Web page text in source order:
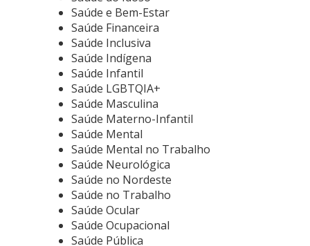
Saúde e Bem-Estar
Saúde Financeira
Saúde Inclusiva
Saúde Indígena
Saúde Infantil
Saúde LGBTQIA+
Saúde Masculina
Saúde Materno-Infantil
Saúde Mental
Saúde Mental no Trabalho
Saúde Neurológica
Saúde no Nordeste
Saúde no Trabalho
Saúde Ocular
Saúde Ocupacional
Saúde Pública